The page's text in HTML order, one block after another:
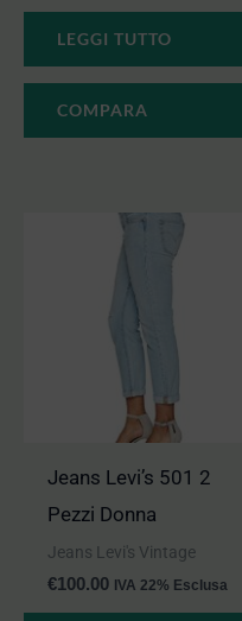
LEGGI TUTTO
COMPARA
Jeans Levi’s 501 2
Pezzi Donna
Jeans Levi's Vintage
€100.00 IVA 22% Esclusa